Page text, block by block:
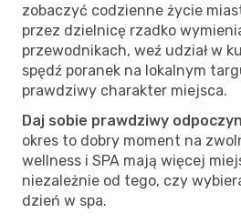
zobaczyć codzienne życie
przez dzielnicę rzadko
przewodnikach, weź udział w
spędź poranek na lokalnym
prawdziwy charakter miejsca.
Daj sobie prawdziwy
okres to dobry moment na
wellness i SPA mają więcej
niezależnie od tego, czy
dzień w spa.